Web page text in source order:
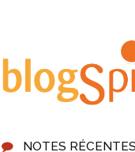
NOTES RÉCENTES